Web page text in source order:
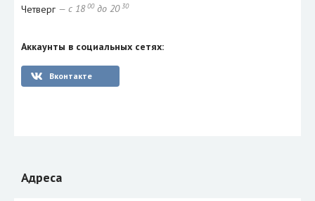
Четверг — с 18 00до 20 30
Аккаунты в социальных сетях:
Вконтакте
Адреса